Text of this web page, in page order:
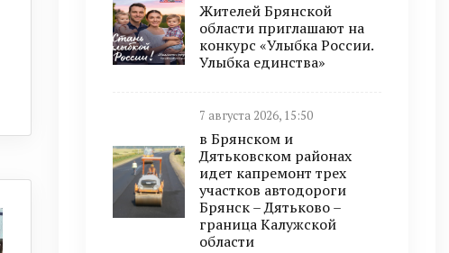
Жителей Брянской
области приглашают на
конкурс «Улыбка России.
Улыбка единства»
7 августа 2026, 15:50
в Брянском и
Дятьковском районах
идет капремонт трех
участков автодороги
Брянск – Дятьково –
граница Калужской
области